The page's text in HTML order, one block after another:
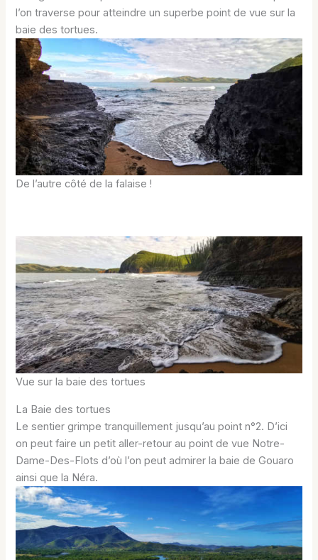
l’on traverse pour atteindre un superbe point de vue sur la
baie des tortues.
De l’autre côté de la falaise !
Vue sur la baie des tortues
La Baie des tortues
Le sentier grimpe tranquillement jusqu’au point n°2. D’ici
on peut faire un petit aller-retour au point de vue Notre-
Dame-Des-Flots d’où l’on peut admirer la baie de Gouaro
ainsi que la Néra.